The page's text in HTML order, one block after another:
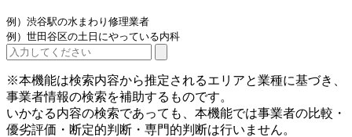
例）渋谷駅の水まわり修理業者
例）世田谷区の土日にやっている内科
※本機能は検索内容から推定されるエリアと業種に基づき、
事業者情報の検索を補助するものです。
いかなる内容の検索であっても、本機能では事業者の比較・
優劣評価・断定的判断・専門的判断は行いません。